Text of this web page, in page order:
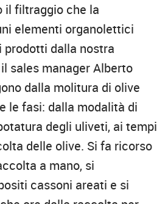
il filtraggio che la
elementi organolettici
prodotti dalla nostra
sales manager Alberto
dalla molitura di olive
le fasi: dalla modalità di
degli uliveti, ai tempi
delle olive. Si fa ricorso
a mano, si
cassoni areati e si